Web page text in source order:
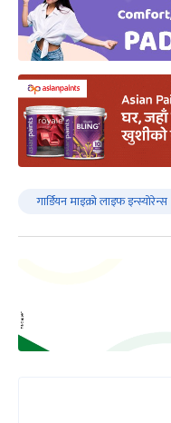
गार्डियन माइक्रो लाइफ इन्स्योरेन्स